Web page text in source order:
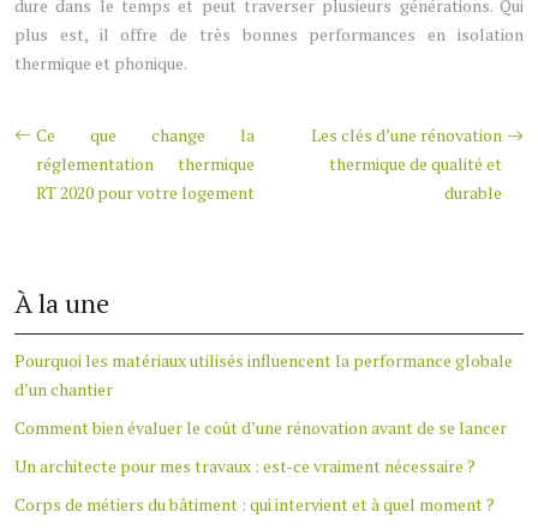
dure dans le temps et peut traverser plusieurs générations. Qui
plus est, il offre de très bonnes performances en isolation
thermique et phonique.
Ce que change la
réglementation thermique
RT 2020 pour votre logement
Les clés d’une rénovation
thermique de qualité et
durable
À la une
Pourquoi les matériaux utilisés influencent la performance globale
d’un chantier
Comment bien évaluer le coût d’une rénovation avant de se lancer
Un architecte pour mes travaux : est-ce vraiment nécessaire ?
Corps de métiers du bâtiment : qui intervient et à quel moment ?